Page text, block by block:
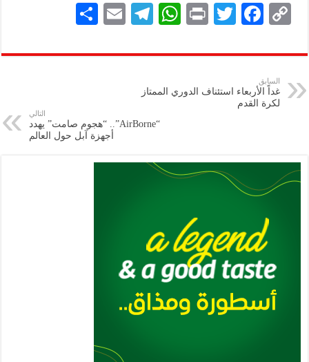
C
p
y
Li
F
eb
k
T
tt
P
nt
W
at
A
p
Te
gr
E
ai
ar
السابق
غداً الأربعاء استئناف الدوري الممتاز
لكرة القدم
التالي
“AirBorne”.. “هجوم صامت” يهدد
أجهزة آبل حول العالم